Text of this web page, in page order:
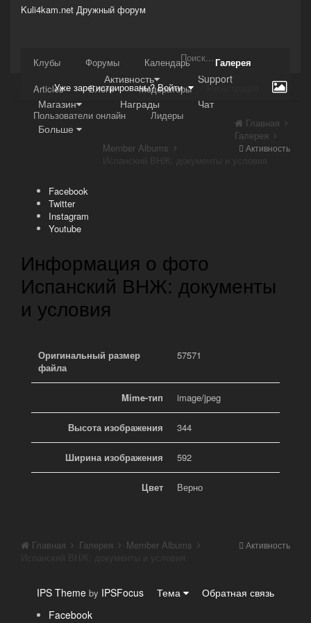
Kuli4kam.net Дружный форум
Сайт
Клубы Форумы Календарь
Галерея
Articles
Блоги
Модераторы
Пользователи онлайн
Лидеры
Активность
Support
Магазин
Награды
Чат
Больше
Уже зарегистрированы? Войти Регистрация
Активность
Главная
Галерея
Member Albums
Facebook
Twitter
Instagram
Youtube
Информация о фото
Испанский ВНЖ: документы
и условия
Оригинальный размер
файла
57571
Mime-тип image/jpeg
Высота изображения 344
Ширина изображения 592
Цвет Верно
Активность
Главная Галерея
Member Albums
IPS Theme by IPSFocus Тема
Обратная связь
Facebook